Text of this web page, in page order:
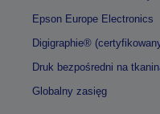
Epson Europe Electronics
Digigraphie®
Druk bezpośredni na
Globalny zasięg